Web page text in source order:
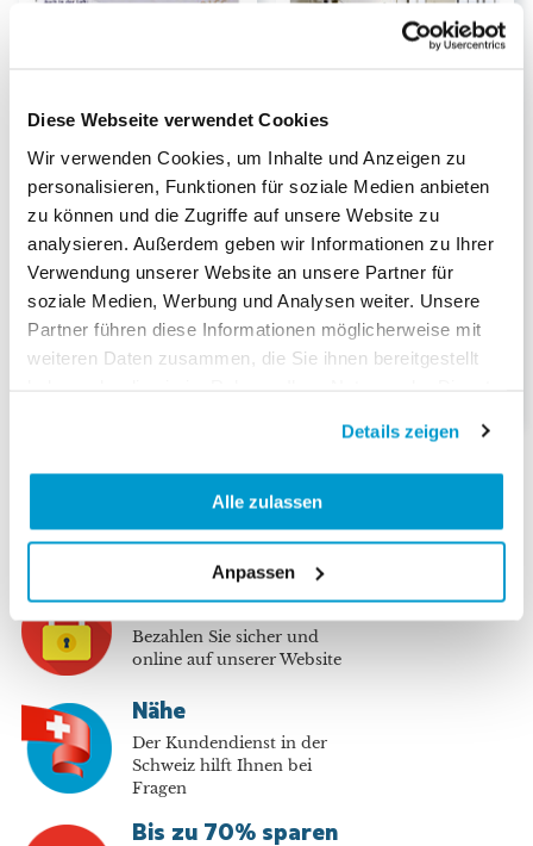
Diese Webseite verwendet Cookies
Wir verwenden Cookies, um Inhalte und Anzeigen zu
personalisieren, Funktionen für soziale Medien anbieten
zu können und die Zugriffe auf unsere Website zu
analysieren. Außerdem geben wir Informationen zu Ihrer
Verwendung unserer Website an unsere Partner für
soziale Medien, Werbung und Analysen weiter. Unsere
Partner führen diese Informationen möglicherweise mit
weiteren Daten zusammen, die Sie ihnen bereitgestellt
Details zeigen
Alle zulassen
Anpassen
Dauer:½-Jahresabo
CHF 55.50
Nur im Abo
Dauer:1-Jahresabo
CHF 104.00
Nur im Abo
Sichere Bezahlung
Bezahlen Sie sicher und
online auf unserer Website
Nähe
Der Kundendienst in der
Schweiz hilft Ihnen bei
Fragen
Bis zu 70% sparen